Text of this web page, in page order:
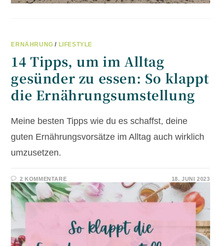
ERNÄHRUNG / LIFESTYLE
14 Tipps, um im Alltag
gesünder zu essen: So klappt
die Ernährungsumstellung
Meine besten Tipps wie du es schaffst, deine
guten Ernährungsvorsätze im Alltag auch wirklich
umzusetzen.
2 KOMMENTARE 18. JUNI 2023